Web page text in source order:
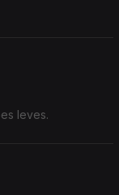
leves.